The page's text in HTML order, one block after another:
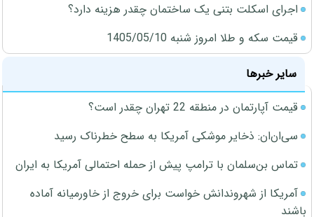
اجرای اسکلت بتنی یک ساختمان چقدر هزینه دارد؟
قیمت سکه و طلا امروز شنبه 1405/05/10
سایر خبرها
قیمت آپارتمان در منطقه 22 تهران چقدر است؟
سی‌ان‌ان: ذخایر موشکی آمریکا به سطح خطرناک رسید
تماس بن‌سلمان با ترامپ پیش از حمله احتمالی آمریکا به ایران
آمریکا از شهروندانش خواست برای خروج از خاورمیانه آماده
باشند